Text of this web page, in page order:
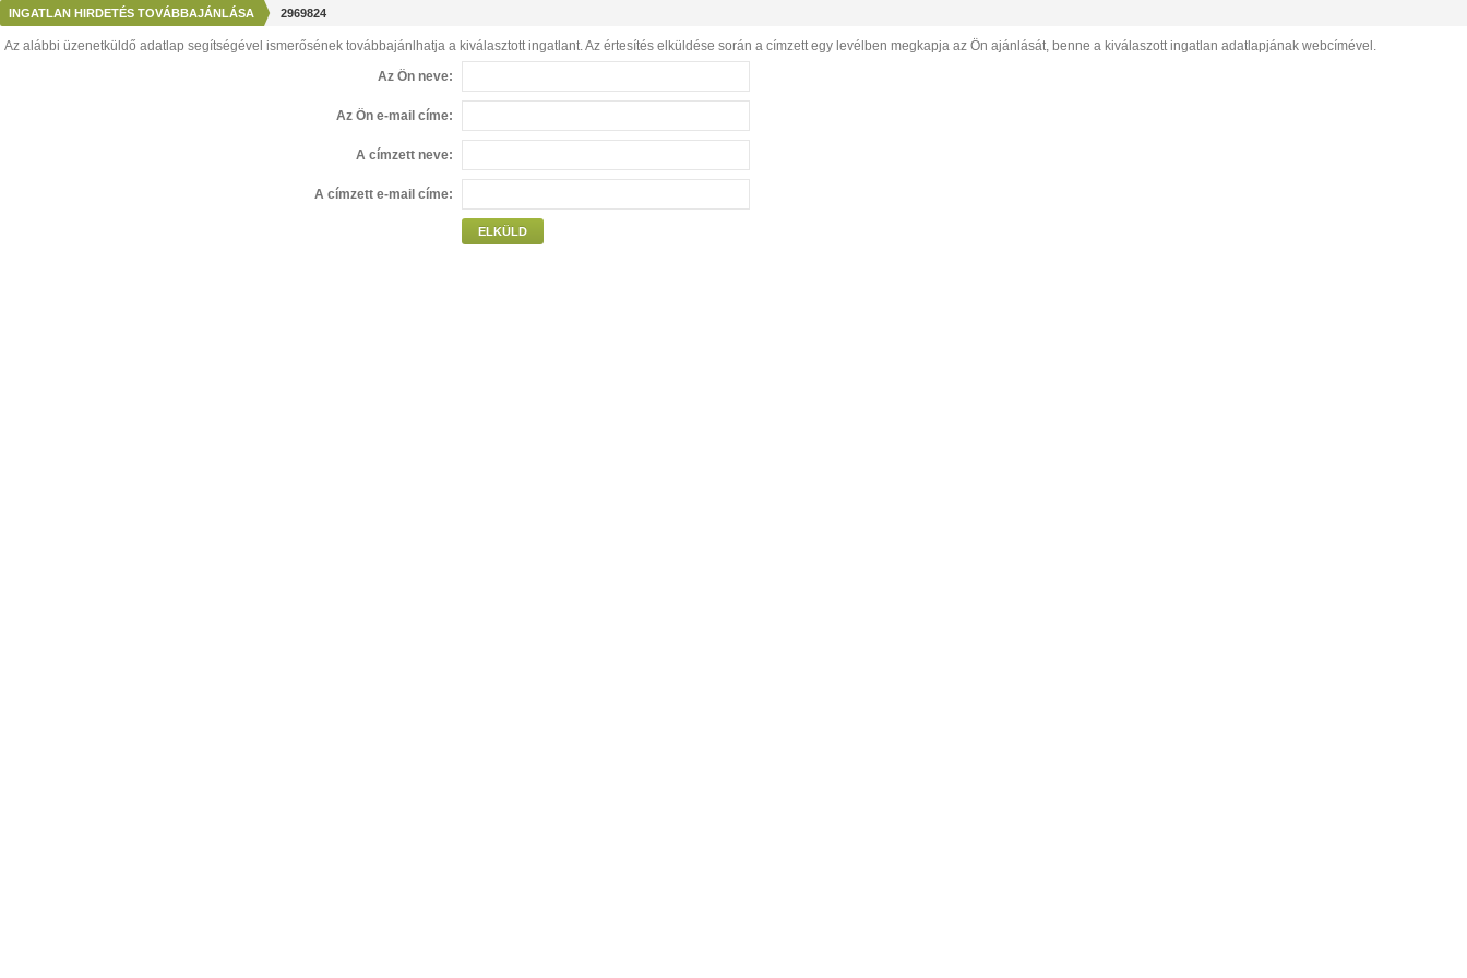
INGATLAN HIRDETÉS TOVÁBBAJÁNLÁSA 2969824
Az alábbi üzenetküldő adatlap segítségével ismerősének továbbajánlhatja a kiválasztott ingatlant. Az értesítés elküldése során a címzett egy levélben megkapja az Ön ajánlását, benne a kiválaszott ingatlan adatlapjának webcímével.
Az Ön neve:
Az Ön e-mail címe:
A címzett neve:
A címzett e-mail címe:
ELKÜLD